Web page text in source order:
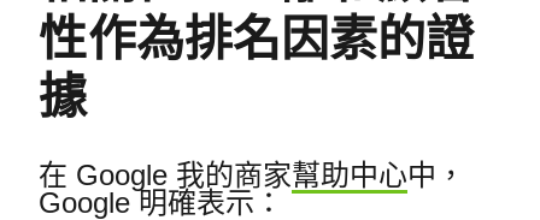
性作為排名因素的證
據
在 Google 我的商家幫助中心中，
Google 明確表示：